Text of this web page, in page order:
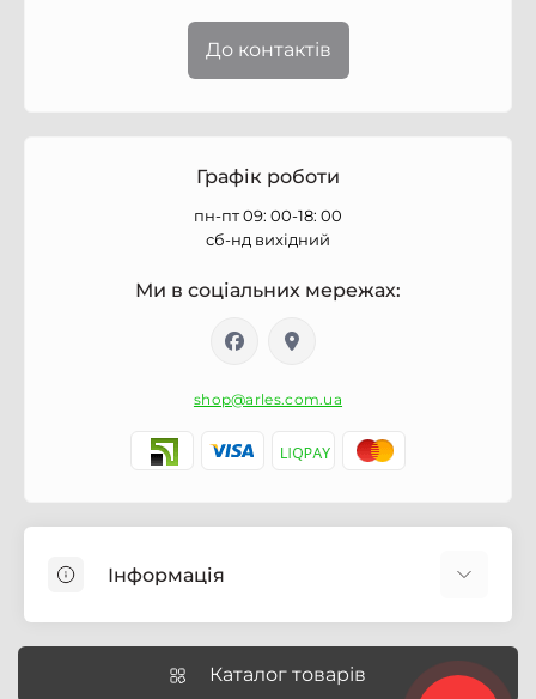
До контактів
Графік роботи
пн-пт 09: 00-18: 00
сб-нд вихідний
Ми в соціальних мережах:
shop@arles.com.ua
Інформація
Про магазин Arles.com.uaКаталог товарів